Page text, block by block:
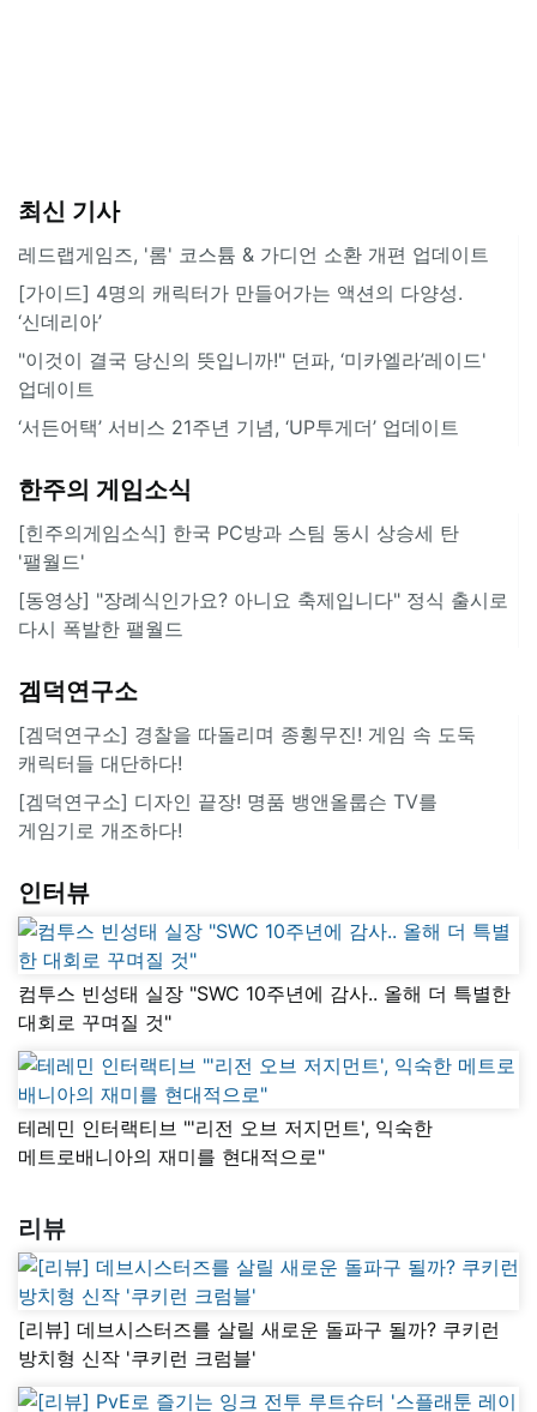
최신 기사
레드랩게임즈, '롬' 코스튬 & 가디언 소환 개편 업데이트
[가이드] 4명의 캐릭터가 만들어가는 액션의 다양성.
‘신데리아’
"이것이 결국 당신의 뜻입니까!" 던파, ‘미카엘라’레이드'
업데이트
‘서든어택’ 서비스 21주년 기념, ‘UP투게더’ 업데이트
한주의 게임소식
[힌주의게임소식] 한국 PC방과 스팀 동시 상승세 탄
'팰월드'
[동영상] "장례식인가요? 아니요 축제입니다" 정식 출시로
다시 폭발한 팰월드
겜덕연구소
[겜덕연구소] 경찰을 따돌리며 종횡무진! 게임 속 도둑
캐릭터들 대단하다!
[겜덕연구소] 디자인 끝장! 명품 뱅앤올룹슨 TV를
게임기로 개조하다!
인터뷰
컴투스 빈성태 실장 "SWC 10주년에 감사.. 올해 더 특별한
대회로 꾸며질 것"
테레민 인터랙티브 "'리전 오브 저지먼트', 익숙한
메트로배니아의 재미를 현대적으로"
리뷰
[리뷰] 데브시스터즈를 살릴 새로운 돌파구 될까? 쿠키런
방치형 신작 '쿠키런 크럼블'